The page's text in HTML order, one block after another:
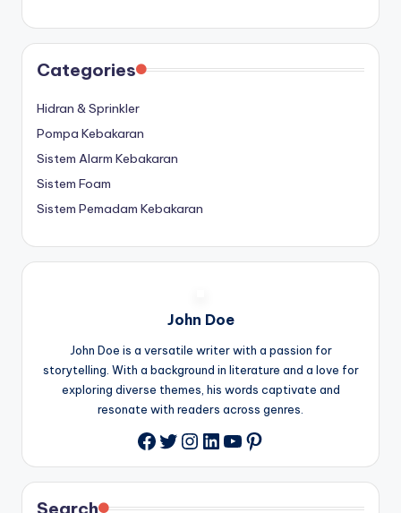
Categories
Hidran & Sprinkler
Pompa Kebakaran
Sistem Alarm Kebakaran
Sistem Foam
Sistem Pemadam Kebakaran
John Doe
John Doe is a versatile writer with a passion for
storytelling. With a background in literature and a love for
exploring diverse themes, his words captivate and
resonate with readers across genres.
Facebook
Twitter
Instagram
LinkedIn
YouTube
Pinterest
Search